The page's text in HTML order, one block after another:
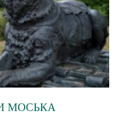
МОСЬКА